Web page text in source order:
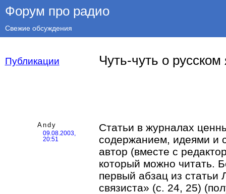
Форум про радио
Свежие обсуждения
Публикации Чуть-чуть о русском
Andy
09.08.2003,
20:51
Статьи в журналах
содержанием, идеями и
автор (вместе с
который можно читать.
первый абзац из
связиста» (с. 24, 25)